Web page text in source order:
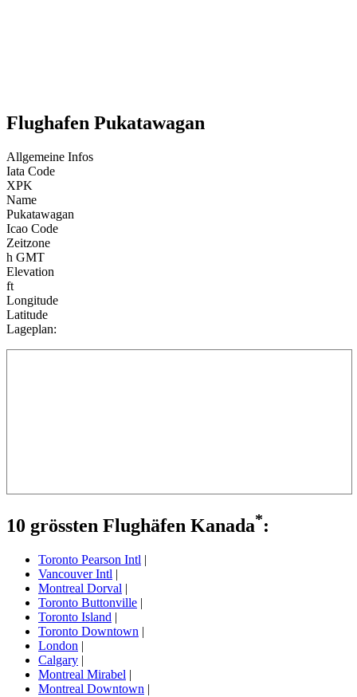
Flughafen Pukatawagan
Allgemeine Infos
Iata Code
XPK
Name
Pukatawagan
Icao Code
Zeitzone
h GMT
Elevation
ft
Longitude
Latitude
Lageplan:
10 grössten Flughäfen Kanada*:
Toronto Pearson Intl |
Vancouver Intl |
Montreal Dorval |
Toronto Buttonville |
Toronto Island |
Toronto Downtown |
London |
Calgary |
Montreal Mirabel |
Montreal Downtown |